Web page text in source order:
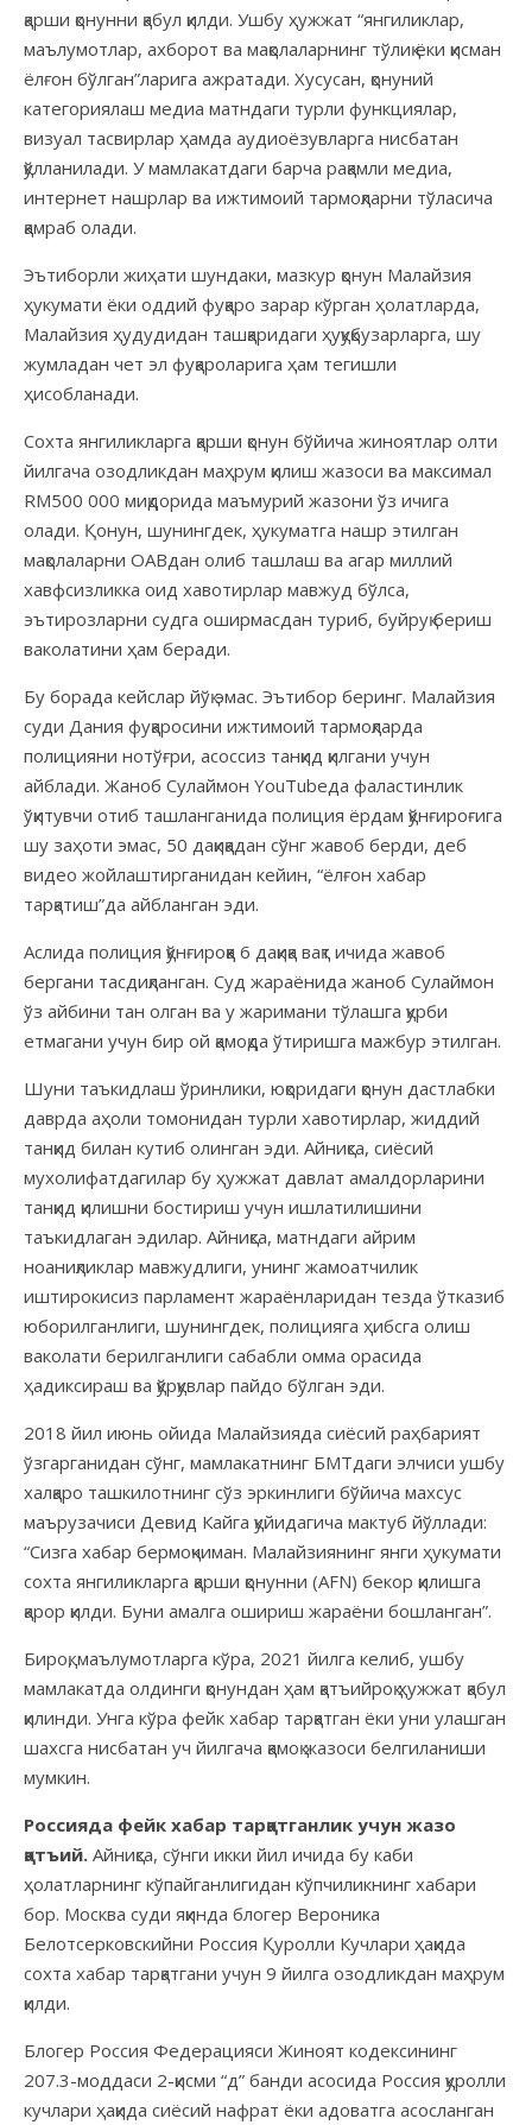
қарши қонунни қабул қилди. Ушбу ҳужжат “янгиликлар,
маълумотлар, ахборот ва мақолаларнинг тўлиқ ёки қисман
ёлғон бўлган”ларига ажратади. Хусусан, қонуний
категориялаш медиа матндаги турли функциялар,
визуал тасвирлар ҳамда аудиоёзувларга нисбатан
қўлланилади. У мамлакатдаги барча рақамли медиа,
интернет нашрлар ва ижтимоий тармоқларни тўласича
қамраб олади.
Эътиборли жиҳати шундаки, мазкур қонун Малайзия
ҳукумати ёки оддий фуқаро зарар кўрган ҳолатларда,
Малайзия ҳудудидан ташқаридаги ҳуқуқбузарларга, шу
жумладан чет эл фуқароларига ҳам тегишли
ҳисобланади.
Сохта янгиликларга қарши қонун бўйича жиноятлар олти
йилгача озодликдан маҳрум қилиш жазоси ва максимал
RМ500 000 миқдорида маъмурий жазони ўз ичига
олади. Қонун, шунингдек, ҳукуматга нашр этилган
мақолаларни ОАВдан олиб ташлаш ва агар миллий
хавфсизликка оид хавотирлар мавжуд бўлса,
эътирозларни судга оширмасдан туриб, буйруқ бериш
ваколатини ҳам беради.
Бу борада кейслар йўқ эмас. Эътибор беринг. Малайзия
суди Дания фуқаросини ижтимоий тармоқларда
полицияни нотўғри, асоссиз танқид қилгани учун
айблади. Жаноб Сулаймон YouTubeда фаластинлик
ўқитувчи отиб ташланганида полиция ёрдам қўнғироғига
шу заҳоти эмас, 50 дақиқадан сўнг жавоб берди, деб
видео жойлаштирганидан кейин, “ёлғон хабар
тарқатиш”да айбланган эди.
Аслида полиция қўнғироққа 6 дақиқа вақт ичида жавоб
бергани тасдиқланган. Суд жараёнида жаноб Сулаймон
ўз айбини тан олган ва у жаримани тўлашга қурби
етмагани учун бир ой қамоқда ўтиришга мажбур этилган.
Шуни таъкидлаш ўринлики, юқоридаги қонун дастлабки
даврда аҳоли томонидан турли хавотирлар, жиддий
танқид билан кутиб олинган эди. Айниқса, сиёсий
мухолифатдагилар бу ҳужжат давлат амалдорларини
танқид қилишни бостириш учун ишлатилишини
таъкидлаган эдилар. Айниқса, матндаги айрим
ноаниқликлар мавжудлиги, унинг жамоатчилик
иштирокисиз парламент жараёнларидан тезда ўтказиб
юборилганлиги, шунингдек, полицияга ҳибсга олиш
ваколати берилганлиги сабабли омма орасида
ҳадиксираш ва қўрқувлар пайдо бўлган эди.
2018 йил июнь ойида Малайзияда сиёсий раҳбарият
ўзгарганидан сўнг, мамлакатнинг БМТдаги элчиси ушбу
халқаро ташкилотнинг сўз эркинлиги бўйича махсус
маърузачиси Девид Кайга қуйидагича мактуб йўллади:
“Сизга хабар бермоқчиман. Малайзиянинг янги ҳукумати
сохта янгиликларга қарши қонунни (AFN) бекор қилишга
қарор қилди. Буни амалга ошириш жараёни бошланган”.
Бироқ, маълумотларга кўра, 2021 йилга келиб, ушбу
мамлакатда олдинги қонундан ҳам қатъийроқ ҳужжат қабул
қилинди. Унга кўра фейк хабар тарқатган ёки уни улашган
шахсга нисбатан уч йилгача қамоқ жазоси белгиланиши
мумкин.
Россияда фейк хабар тарқатганлик учун жазо
қатъий. Айниқса, сўнги икки йил ичида бу каби
ҳолатларнинг кўпайганлигидан кўпчиликнинг хабари
бор. Москва суди яқинда блогер Вероника
Белотсерковскийни Россия Қуролли Кучлари ҳақида
сохта хабар тарқатгани учун 9 йилга озодликдан маҳрум
қилди.
Блогер Россия Федерацияси Жиноят кодексининг
207.3-моддаси 2-қисми “д” банди асосида Россия қуролли
кучлари ҳақида сиёсий нафрат ёки адоватга асосланган